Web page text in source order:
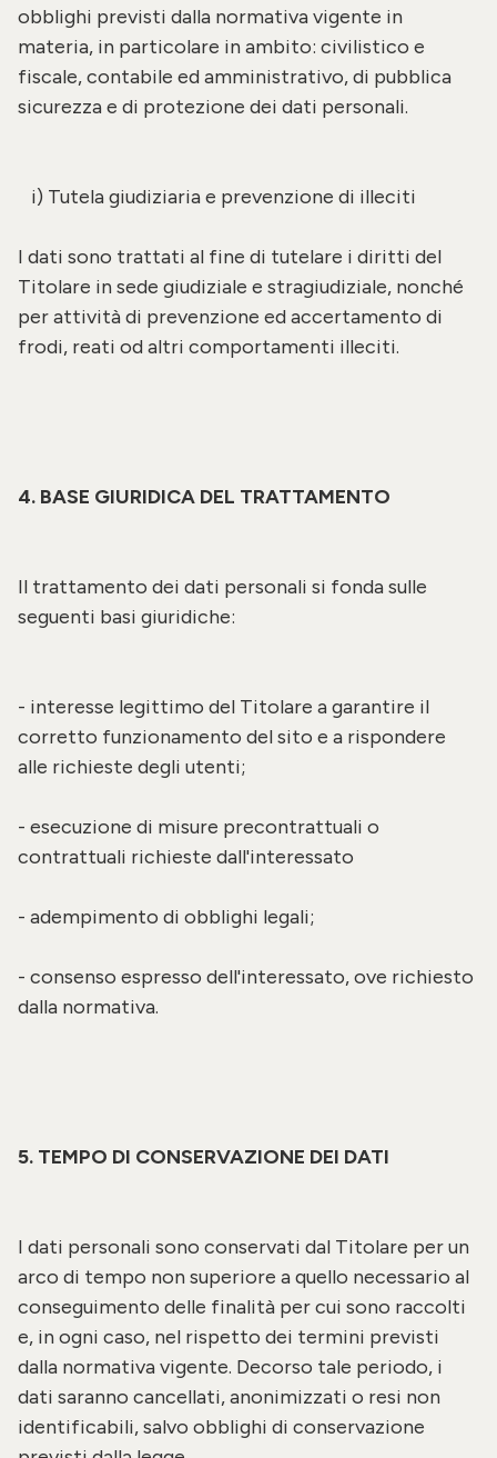
obblighi previsti dalla normativa vigente in
materia, in particolare in ambito: civilistico e
fiscale, contabile ed amministrativo, di pubblica
sicurezza e di protezione dei dati personali.
i) Tutela giudiziaria e prevenzione di illeciti
I dati sono trattati al fine di tutelare i diritti del
Titolare in sede giudiziale e stragiudiziale, nonché
per attività di prevenzione ed accertamento di
frodi, reati od altri comportamenti illeciti.
4. BASE GIURIDICA DEL TRATTAMENTO
Il trattamento dei dati personali si fonda sulle
seguenti basi giuridiche:
- interesse legittimo del Titolare a garantire il
corretto funzionamento del sito e a rispondere
alle richieste degli utenti;
- esecuzione di misure precontrattuali o
contrattuali richieste dall'interessato
- adempimento di obblighi legali;
- consenso espresso dell'interessato, ove richiesto
dalla normativa.
5. TEMPO DI CONSERVAZIONE DEI DATI
I dati personali sono conservati dal Titolare per un
arco di tempo non superiore a quello necessario al
conseguimento delle finalità per cui sono raccolti
e, in ogni caso, nel rispetto dei termini previsti
dalla normativa vigente. Decorso tale periodo, i
dati saranno cancellati, anonimizzati o resi non
identificabili, salvo obblighi di conservazione